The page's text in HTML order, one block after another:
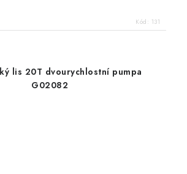
Kód: 131
lis 20T dvourychlostní pumpa
G02082